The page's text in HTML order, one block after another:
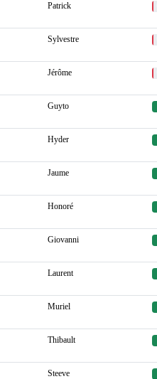
Patrick
Sylvestre
Jérôme
Guyto
Hyder
Jaume
Honoré
Giovanni
Laurent
Muriel
Thibault
Steeve